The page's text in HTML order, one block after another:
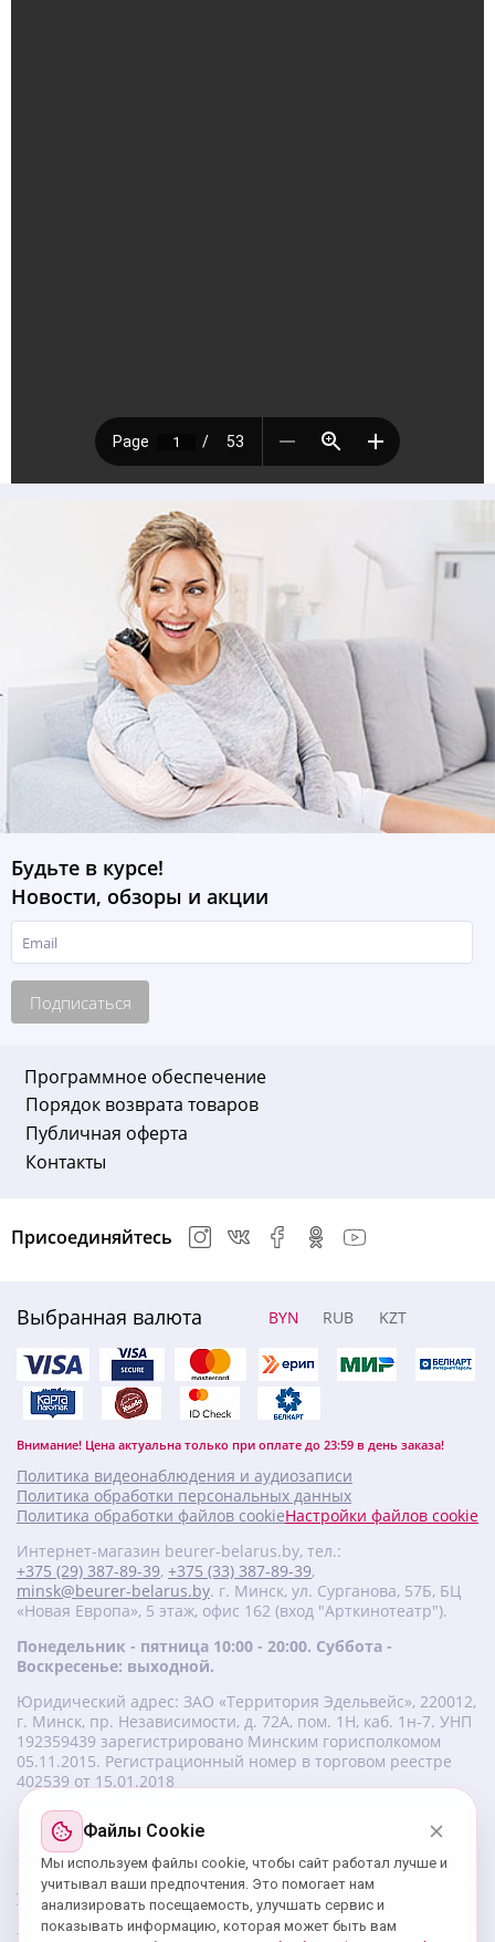
Будьте в курсе!
Новости, обзоры и акции
Подписаться
Программное обеспечение
Порядок возврата товаров
Публичная оферта
Контакты
Выбранная валюта BYN RUB KZT
Внимание! Цена актуальна только при оплате до 23:59 в день заказа!
Присоединяйтесь
Политика видеонаблюдения и аудиозаписи
Политика обработки персональных данных
Политика обработки файлов cookieНастройки файлов cookie
Интернет-магазин beurer-belarus.by, тел.:
+375 (29) 387-89-39, +375 (33) 387-89-39,
minsk@beurer-belarus.by. г. Минск, ул. Сурганова, 57Б, БЦ
«Новая Европа», 5 этаж, офис 162 (вход "Арткинотеатр").
Понедельник - пятница 10:00 - 20:00. Суббота -
Воскресенье: выходной.
Юридический адрес: ЗАО «Территория Эдельвейс», 220012,
г. Минск, пр. Независимости, д. 72А, пом. 1Н, каб. 1н-7. УНП
‎192359439 зарегистрировано Минским горисполкомом
05.11.2015. Регистрационный номер в торговом реестре
402539 от 15.01.2018
Изготовитель beurer: Бойрер Гмбх, Софлингер штрассе 218,
89077-УЛМ, Германия.
Импортер: ЗАО «Территория Эдельвейс», 220056, г. Минск,
ул. 50 лет Победы, д. 8, пом. 56.
Сервисный центр: г. Минск, ул. Сурганова, 57Б, офис 162,
тел.: +375 29 180 89 39;service@beurer-belarus.by
Файлы Cookie
Мы используем файлы cookie, чтобы сайт работал лучше и
учитывал ваши предпочтения. Это помогает нам
анализировать посещаемость, улучшать сервис и
показывать информацию, которая может быть вам